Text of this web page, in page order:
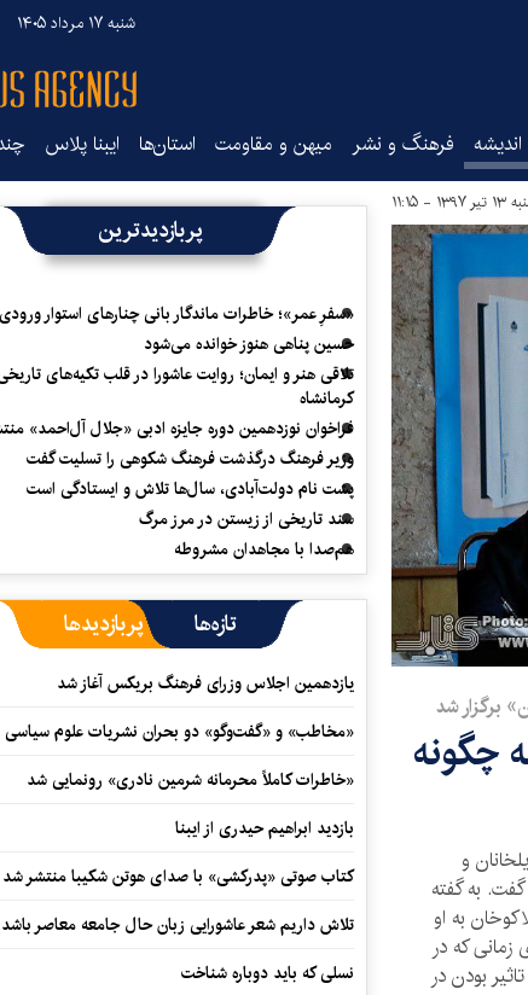
شنبه ۱۷ مرداد ۱۴۰۵
فرهنگ و نشر میهن و مقاومت استان‌ها ایبنا پلاس
- ۱۱:۱۵
برگزار شد
چگونه
و
به گفته
به او
که در
بودن در
پربازدیدترین
«سفرِ عمر»؛ خاطرات ماندگار بانی چنارهای استوار
حسین پناهی هنوز خوانده می‌شود
تلاقی هنر و ایمان؛ روایت عاشورا در قلب تکیه‌های
کرمانشاه
فراخوان نوزدهمین دوره جایزه ادبی «جلال آل‌احمد»
وزیر فرهنگ درگذشت فرهنگ شکوهی را تسلیت گفت
پشت نام دولت‌آبادی، سال‌ها تلاش و ایستادگی است
سند تاریخی از زیستن در مرز مرگ
هم‌صدا با مجاهدان مشروطه
تازه‌ها پربازدیدها
یازدهمین اجلاس وزرای فرهنگ بریکس آغاز شد
«مخاطب» و «گفت‌وگو» دو بحران نشریات علوم سیاسی
«خاطرات کاملاً محرمانه شرمین نادری» رونمایی شد
بازدید ابراهیم حیدری از ایبنا
کتاب صوتی «پدرکشی» با صدای هوتن شکیبا منتشر شد
تلاش داریم شعر عاشورایی زبان حال جامعه معاصر باشد
نسلی که باید دوباره شناخت